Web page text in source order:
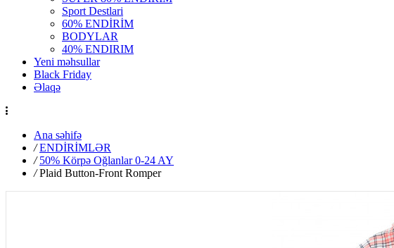
Sport Destlari
60% ENDİRİM
BODYLAR
40% ENDIRIM
Yeni məhsullar
Black Friday
Əlaqə
Ana səhifə
/ ENDİRİMLƏR
/ 50% Körpə Oğlanlar 0-24 AY
/ Plaid Button-Front Romper